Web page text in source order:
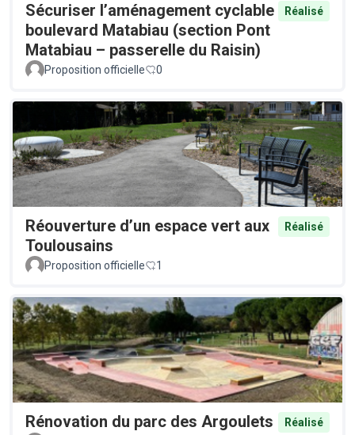
Sécuriser l’aménagement cyclable
boulevard Matabiau (section Pont
Matabiau – passerelle du Raisin)
Réalisé
Proposition officielle 0
Réouverture d’un espace vert aux
Toulousains
Réalisé
Proposition officielle 1
Rénovation du parc des Argoulets
Réalisé